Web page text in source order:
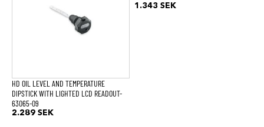
HD OIL LEVEL AND TEMPERATURE
DIPSTICK WITH LIGHTED LCD READOUT-
63065-09
2.289 SEK
1.343 SEK